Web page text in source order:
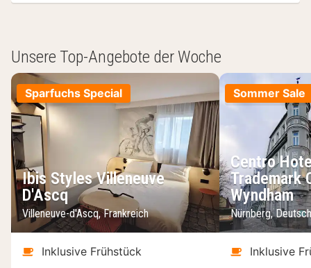
Unsere Top-Angebote der Woche
Sparfuchs Special
Ibis Styles Villeneuve
D'Ascq
Villeneuve-d'Ascq, Frankreich
Inklusive Frühstück
Sommer Sale
Centro
Trademark
Wyndham
Nürnberg,
Inklusive